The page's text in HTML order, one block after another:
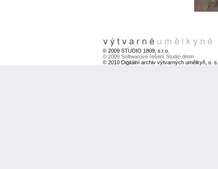
© 2009 STUDIO 1809, s.r.o.
© 2009 Softwarové řešení Studio dmm
© 2010 Digitální archiv výtvarných umělkyň, o. s.